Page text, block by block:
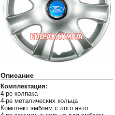
Описание
Комплектация:
4-ре колпака
4-ре металических кольца
Комплект эмблем с лого авто